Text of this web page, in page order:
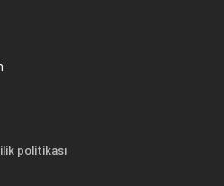
politikası